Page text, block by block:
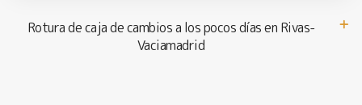
Rotura de caja de cambios a los pocos días en Rivas-
Vaciamadrid